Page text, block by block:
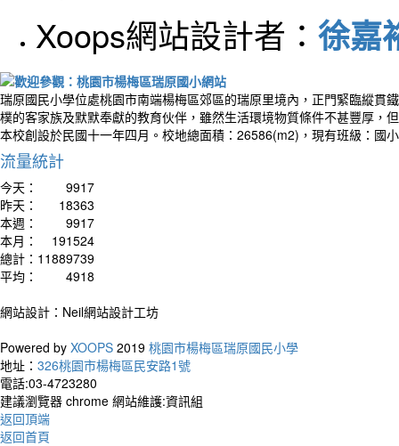
Xoops網站設計者： 徐嘉
瑞原國民小學位處桃園市南端楊梅區郊區的瑞原里境內，正門緊臨縱貫
樸的客家族及默默奉獻的教育伙伴，雖然生活環境物質條件不甚豐厚，
本校創設於民國十一年四月。校地總面積：26586(m2)，現有班級：國
流量統計
今天：
9917
昨天：
18363
本週：
9917
本月：
191524
總計： 11889739
平均：
4918
網站設計：Neil網站設計工坊
Powered by XOOPS 2019 桃園市楊梅區瑞原國民小學
地址： 326桃園市楊梅區民安路1號
電話:03-4723280
建議瀏覽器 chrome 網站維護:資訊組
返回頂端
返回首頁